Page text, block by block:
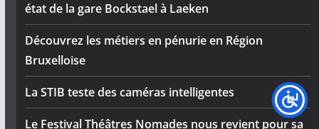
état de la gare Bockstael à Laeken
Découvrez les métiers en pénurie en Région
Bruxelloise
La STIB teste des caméras intelligentes
Le Festival Théâtres Nomades nous revient pour sa